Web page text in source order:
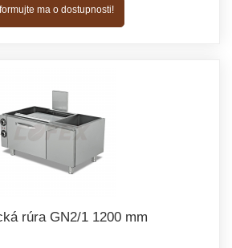
ma o dostupnosti!
rúra GN2/1 1200 mm